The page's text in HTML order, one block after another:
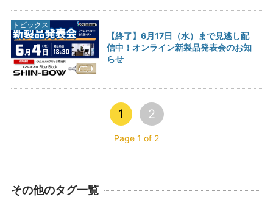
トピックス
【終了】6月17日（水）まで見逃し配
信中！オンライン新製品発表会のお知
らせ
1 2
Page 1 of 2
その他のタグ一覧